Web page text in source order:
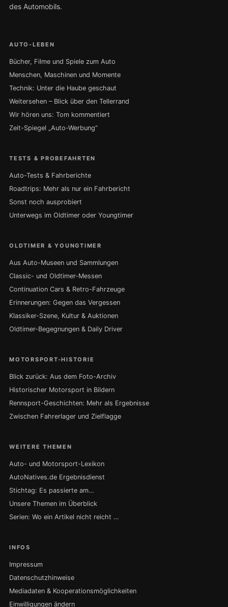
des Automobils.
AUTO-LEBEN
Bücher, Filme und Spiele zum Auto
Menschen, Maschinen und Momente
Technik: Unter die Haube geschaut
Weitersehen – Blick über den Tellerrand
Wir hören uns: Tom kommentiert
Zeit-Spiegel „Auto-Werbung“
TESTS & PROBEFAHRTEN
Auto-Tests & Fahrberichte
Roadtrips: Mehr als nur ein Fahrbericht
Sonst noch ausprobiert
Unterwegs im Oldtimer oder Youngtimer
OLDTIMER & YOUNGTIMER
Aus Auto-Museen und Sammlungen
Classic- und Oldtimer-Messen
Continuation Cars & Retro-Fahrzeuge
Erinnerungen: Gegen das Vergessen
Klassiker-Szene, Kultur & Auktionen
Oldtimer-Begegnungen & Daily Driver
MOTORSPORT-HISTORIE
Blick zurück: Aus dem Foto-Archiv
Historischer Motorsport in Bildern
Rennsport-Geschichten: Mehr als Ergebnisse
Zwischen Fahrerlager und Zielflagge
WEITERE THEMEN
Auto- und Motorsport-Lexikon
AutoNatives.de Ergebnisdienst
Stichtag: Es passierte am…
Unsere Themen im Überblick
Serien: Wo ein Artikel nicht reicht …
INFOS
Impressum
Datenschutzhinweise
Mediadaten & Kooperationsmöglichkeiten
Einwilligungen ändern